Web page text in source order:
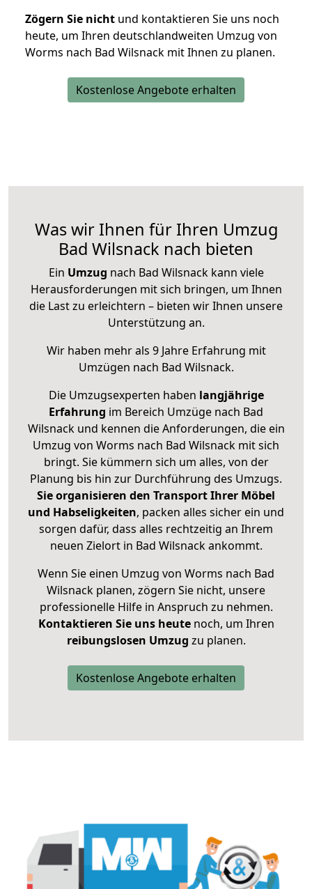
Zögern Sie nicht und kontaktieren Sie uns noch
heute, um Ihren deutschlandweiten Umzug von
Worms nach Bad Wilsnack mit Ihnen zu planen.
Kostenlose Angebote erhalten
Was wir Ihnen für Ihren Umzug
Bad Wilsnack nach bieten
Ein Umzug nach Bad Wilsnack kann viele
Herausforderungen mit sich bringen, um Ihnen
die Last zu erleichtern – bieten wir Ihnen unsere
Unterstützung an.
Wir haben mehr als 9 Jahre Erfahrung mit
Umzügen nach Bad Wilsnack.
Die Umzugsexperten haben langjährige
Erfahrung im Bereich Umzüge nach Bad
Wilsnack und kennen die Anforderungen, die ein
Umzug von Worms nach Bad Wilsnack mit sich
bringt. Sie kümmern sich um alles, von der
Planung bis hin zur Durchführung des Umzugs.
Sie organisieren den Transport Ihrer Möbel
und Habseligkeiten, packen alles sicher ein und
sorgen dafür, dass alles rechtzeitig an Ihrem
neuen Zielort in Bad Wilsnack ankommt.
Wenn Sie einen Umzug von Worms nach Bad
Wilsnack planen, zögern Sie nicht, unsere
professionelle Hilfe in Anspruch zu nehmen.
Kontaktieren Sie uns heutenoch, um Ihren
reibungslosen Umzug zu planen.
Kostenlose Angebote erhalten